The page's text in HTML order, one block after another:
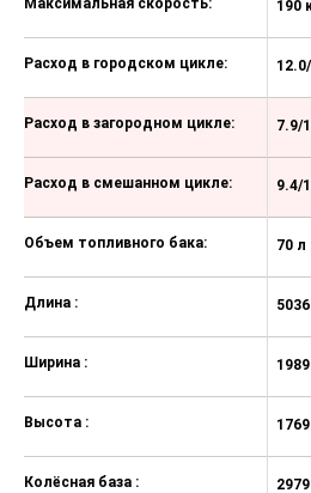
Электронный
Передние подушки
для водителя и
пассажира, с
подушки
спереди и сзади и
боковые подушки
Подголовники на
сиденьях с
3-х точечные ремни
Расход в городском цикле:
Расход в загородном цикле:
Расход в смешанном цикле:
Объем топливного бака:
Длина :
Ширина :
Высота :
Колёсная база :
190
7.9/
9.4/
70 л